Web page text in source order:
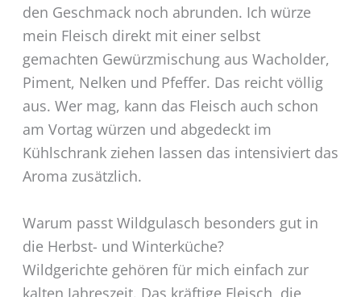
den Geschmack noch abrunden. Ich würze
mein Fleisch direkt mit einer selbst
gemachten Gewürzmischung aus Wacholder,
Piment, Nelken und Pfeffer. Das reicht völlig
aus. Wer mag, kann das Fleisch auch schon
am Vortag würzen und abgedeckt im
Kühlschrank ziehen lassen das intensiviert das
Aroma zusätzlich.
Warum passt Wildgulasch besonders gut in
die Herbst- und Winterküche?
Wildgerichte gehören für mich einfach zur
kalten Jahreszeit. Das kräftige Fleisch, die